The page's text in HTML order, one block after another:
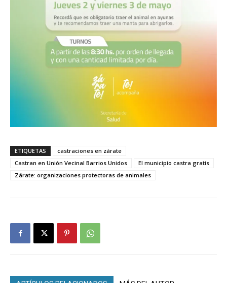
ETIQUETAS
castraciones en zárate
Castran en Unión Vecinal Barrios Unidos
El municipio castra gratis
Zárate: organizaciones protectoras de animales